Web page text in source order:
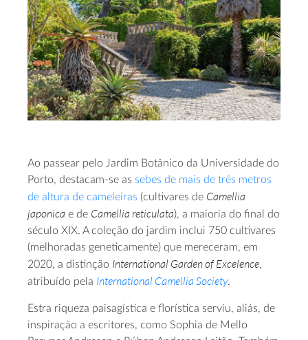
Ao passear pelo Jardim Botânico da Universidade do
Porto, destacam-se as sebes de mais de três metros
de altura de cameleiras (cultivares de Camellia
japonica e de Camellia reticulata), a maioria do final do
século XIX. A coleção do jardim inclui 750 cultivares
(melhoradas geneticamente) que mereceram, em
2020, a distinção International Garden of Excelence,
atribuído pela International Camellia Society.
Estra riqueza paisagística e florística serviu, aliás, de
inspiração a escritores, como Sophia de Mello